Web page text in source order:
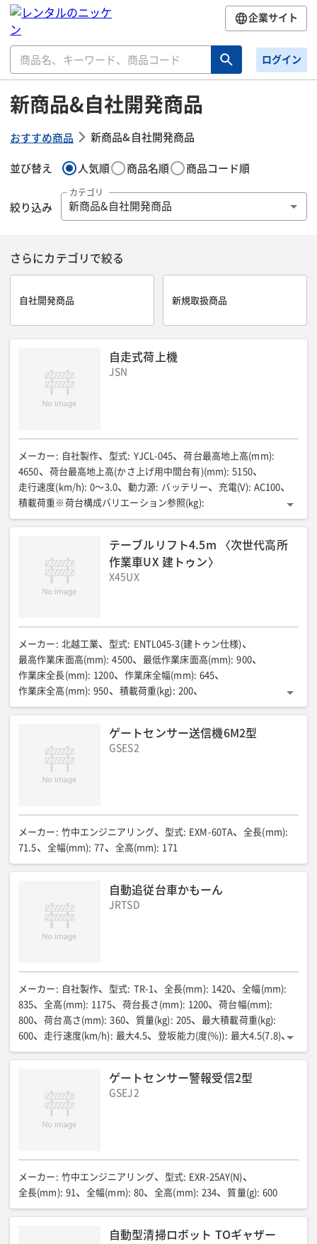
企業サイト
ログイン
新商品&自社開発商品
おすすめ商品 新商品&自社開発商品
並び替え 人気順 商品名順 商品コード順
絞り込み
カテゴリ
新商品&自社開発商品
さらにカテゴリで絞る
自社開発商品 新規取扱商品
自走式荷上機
JSN
メーカー : 自社製作 型式: YJCL-045 荷台最高地上高(mm):
4650
荷台最高地上高(かさ上げ用中間台有)(mm): 5150
走行速度(km/h): 0〜3.0 動力源: バッテリー 充電(V): AC100
積載荷重※荷台構成バリエーション参照(kg):
①200/②180/③190/④170
操作方法: リモコン式 全長(mm):
車両総重量(かさ上げ中間醍)(kg): 740
テーブルリフト4.5m 〈次世代高所
作業車UX 建トゥン〉
X45UX
メーカー : 北越工業 型式: ENTL045-3(建トゥン仕様)
最高作業床面高(mm): 4500 最低作業床面高(mm): 900
作業床全長(mm): 1200 作業床全幅(mm): 645
作業床全高(mm): 950 積載荷重(kg): 200
走行速度 作業床格納時(段差センサーセット時)(km/h):
操舵角度 作業床格納時(段差センサーセット時)(度):
左右0-70(0-30)
操舵角度 作業床上昇時(度)
登板角度 作業床上昇時(度)
全長(mm): 1790 全幅(mm): 750 全高(mm):
1840(上部障害物センサ格納時)
機械質量(kg): 800
ゲートセンサー送信機6M2型
GSES2
メーカー : 竹中エンジニアリング 型式: EXM-60TA 全長(mm):
71.5
全幅(mm): 77 全高(mm): 171
自動追従台車かもーん
JRTSD
メーカー : 自社製作 型式: TR-1 全長(mm): 1420 全幅(mm):
835
全高(mm): 1175 荷台長さ(mm): 1200 荷台幅(mm):
800
荷台高さ(mm): 360 質量(kg): 205 最大積載荷重(kg):
600
走行速度(km/h): 最大4.5 登坂能力(度(%)): 最大4.5(7.8)
電圧(V): DC24 消費電流(A): 約20 充電時間(時間): 約9.5
ゲートセンサー警報受信2型
GSEJ2
メーカー : 竹中エンジニアリング 型式: EXR-25AY(N)
全長(mm): 91 全幅(mm): 80 全高(mm): 234 質量(g): 600
自動型清掃ロボット TOギャザー